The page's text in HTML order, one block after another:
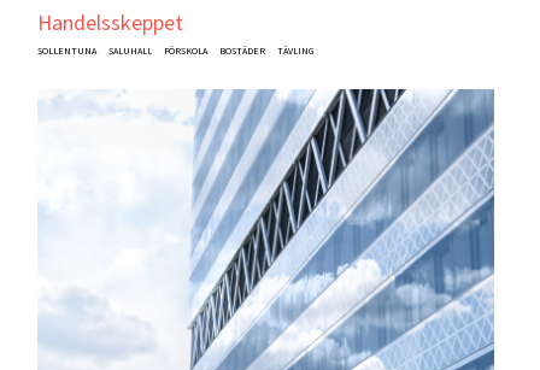
Handelsskeppet
SOLLENTUNA SALUHALL FÖRSKOLA BOSTÄDER TÄVLING